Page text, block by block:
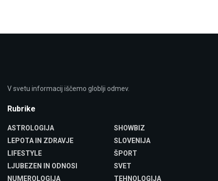
V svetu informacij iščemo globlji odmev.
Rubrike
ASTROLOGIJA
LEPOTA IN ZDRAVJE
LIFESTYLE
LJUBEZEN IN ODNOSI
NUMEROLOGIJA
SHOWBIZ
SLOVENIJA
ŠPORT
SVET
TEHNOLOGIJA